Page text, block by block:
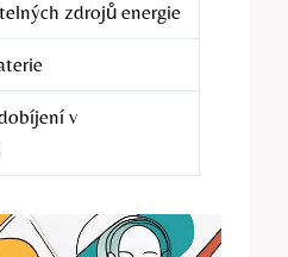
zdrojů energie
v